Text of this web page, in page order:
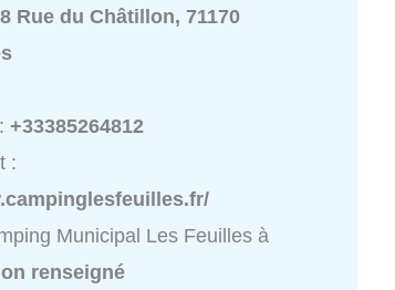
Rue du Châtillon, 71170
:+33385264812
:
Municipal Les Feuilles à
renseigné